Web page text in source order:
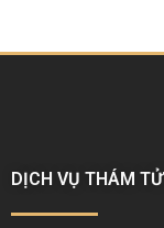
DỊCH VỤ THÁM TỬ